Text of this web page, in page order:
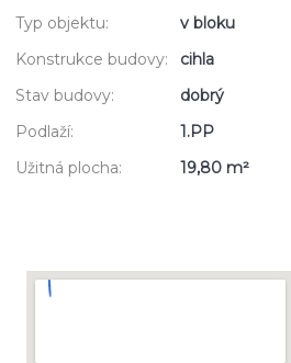
Typ objektu:
v bloku
Konstrukce budovy:
cihla
Stav budovy:
dobrý
Podlaží:
1.PP
Užitná plocha:
19,80 m²